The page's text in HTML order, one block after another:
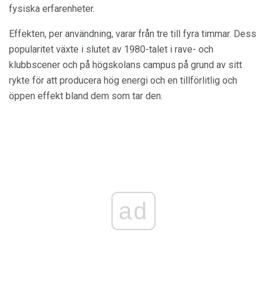
fysiska erfarenheter.
Effekten, per användning, varar från tre till fyra timmar. Dess
popularitet växte i slutet av 1980-talet i rave- och
klubbscener och på högskolans campus på grund av sitt
rykte för att producera hög energi och en tillförlitlig och
öppen effekt bland dem som tar den.
ad